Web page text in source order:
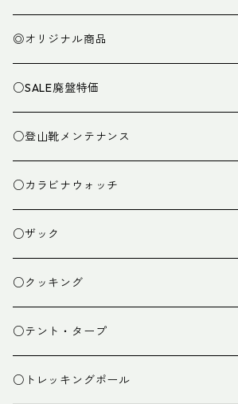
◎オリジナル商品
○SALE廃盤特価
○登山靴メンテナンス
○カラビナウォッチ
○ザック
ザック
スタッフバッグ
ザック小物
○クッキング
クッカー
バーナー
○テント・タープ
テント
○トレッキングポール